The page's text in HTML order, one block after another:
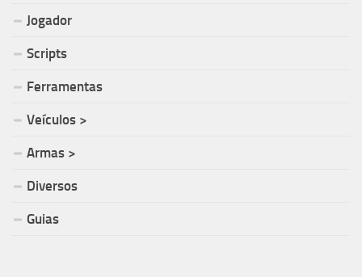
Jogador
Scripts
Ferramentas
Veículos >
Armas >
Diversos
Guias